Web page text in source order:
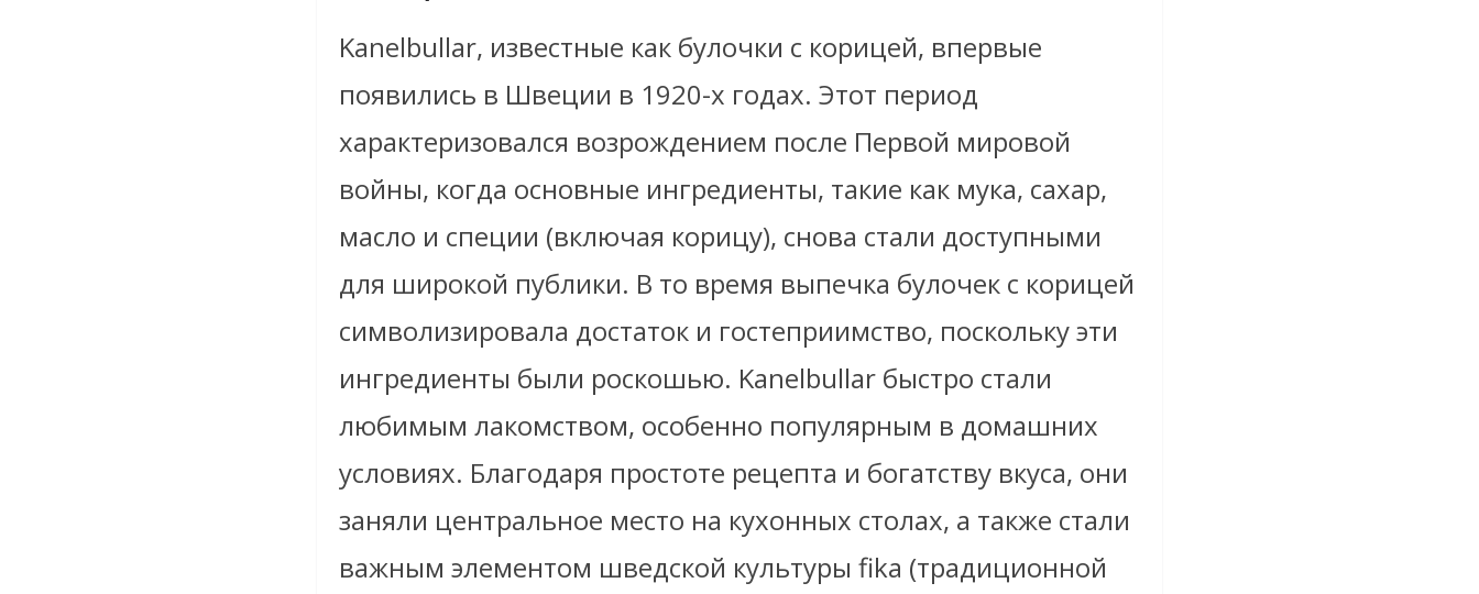
Kanelbullar, известные как булочки с корицей, впервые
появились в Швеции в 1920-х годах. Этот период
характеризовался возрождением после Первой мировой
войны, когда основные ингредиенты, такие как мука, сахар,
масло и специи (включая корицу), снова стали доступными
для широкой публики. В то время выпечка булочек с корицей
символизировала достаток и гостеприимство, поскольку эти
ингредиенты были роскошью. Kanelbullar быстро стали
любимым лакомством, особенно популярным в домашних
условиях. Благодаря простоте рецепта и богатству вкуса, они
заняли центральное место на кухонных столах, а также стали
важным элементом шведской культуры fika (традиционной